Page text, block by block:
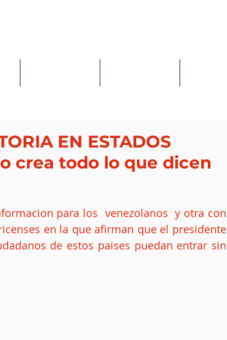
EN ESTADOS
crea todo lo que dicen
para los  venezolanos  y otra con
en la que afirman que el presidente
de estos paises puedan entrar sin